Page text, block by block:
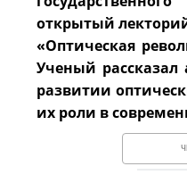
открытый
«Оптическая
Ученый
развитии
их роли в